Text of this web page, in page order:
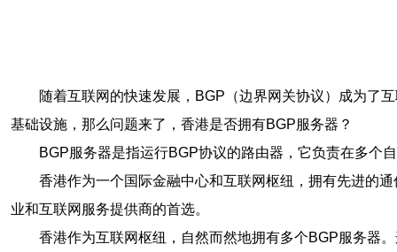
随着互联网的快速发展，BGP（边界网关协议）成为了
基础设施，那么问题来了，香港是否拥有BGP服务器？
BGP服务器是指运行BGP协议的路由器，它负责在多个
香港作为一个国际金融中心和互联网枢纽，拥有先进的
业和互联网服务提供商的首选。
香港作为互联网枢纽，自然而然地拥有多个BGP服务器